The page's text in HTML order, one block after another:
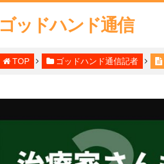
ゴッドハンド通信
TOP ゴッドハンド通信記者